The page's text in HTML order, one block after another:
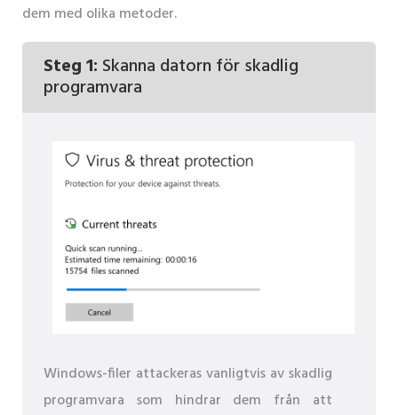
dem med olika metoder.
Steg 1: Skanna datorn för skadlig
programvara
Windows-filer attackeras vanligtvis av skadlig
programvara som hindrar dem från att